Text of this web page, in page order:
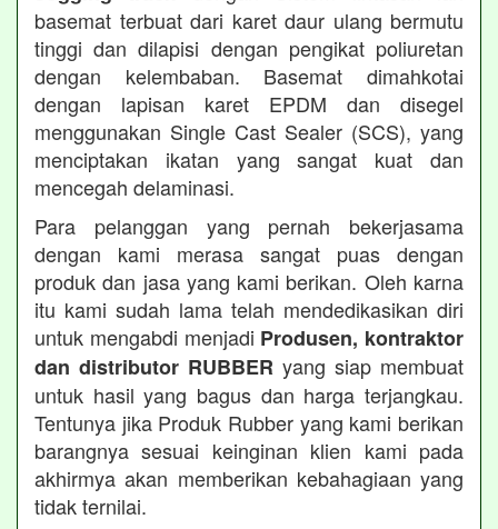
basemat terbuat dari karet daur ulang bermutu
tinggi dan dilapisi dengan pengikat poliuretan
dengan kelembaban. Basemat dimahkotai
dengan lapisan karet EPDM dan disegel
menggunakan Single Cast Sealer (SCS), yang
menciptakan ikatan yang sangat kuat dan
mencegah delaminasi.
Para pelanggan yang pernah bekerjasama
dengan kami merasa sangat puas dengan
produk dan jasa yang kami berikan. Oleh karna
itu kami sudah lama telah mendedikasikan diri
untuk mengabdi menjadi Produsen, kontraktor
dan distributor RUBBER yang siap membuat
untuk hasil yang bagus dan harga terjangkau.
Tentunya jika Produk Rubber yang kami berikan
barangnya sesuai keinginan klien kami pada
akhirmya akan memberikan kebahagiaan yang
tidak ternilai.